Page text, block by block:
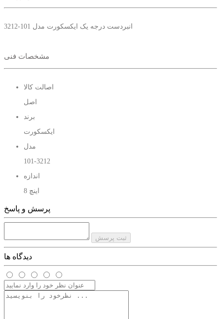
انبردست درجه یک ایکسکورت مدل 101-3212
مشخصات فنی
اصالت کالا
اصل
برند
ایکسکورت
مدل
101-3212
اندازه
8 اینچ
پرسش و پاسخ
ثبت پرسش
دیدگاه ها